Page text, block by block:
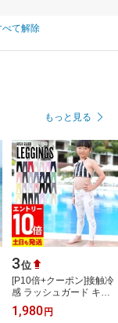
べて解除
もっと見る
3位
[P10倍+クーポン]接触冷
感 ラッシュガード キッ
ズ レギンス UPF50+
80〜150サイズ UVカッ
1,980 円